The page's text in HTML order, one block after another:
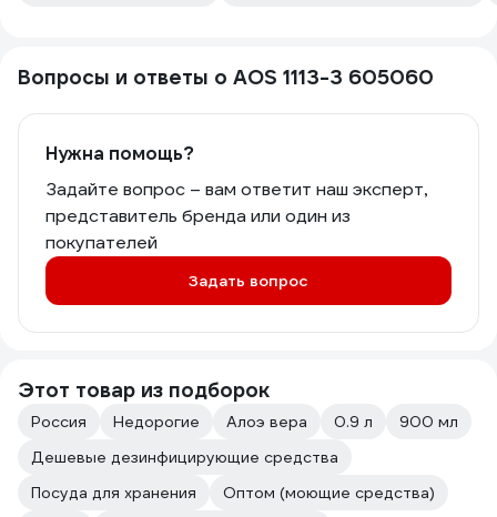
Вопросы и ответы о AOS 1113-3 605060
Нужна помощь?
Задайте вопрос – вам ответит наш эксперт,
представитель бренда или один из
покупателей
Задать вопрос
Этот товар из подборок
Россия Недорогие Алоэ вера 0.9 л
900 мл
Дешевые дезинфицирующие средства
Посуда для хранения
Оптом (моющие средства)